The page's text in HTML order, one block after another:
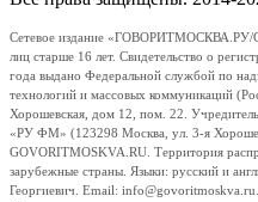
Сетевое издание «ГОВОРИТМОСКВА.РУ/
лиц старше 16 лет. Свидетельство о
года выдано Федеральной службой по
технологий и массовых коммуникаций
Хорошевская, дом 12, пом. 22.
«РУ ФМ» (123298 Москва, ул. 3-я
GOVORITMOSKVA.RU. Территория
зарубежные страны. Языки: русский и
Георгиевич. Email: